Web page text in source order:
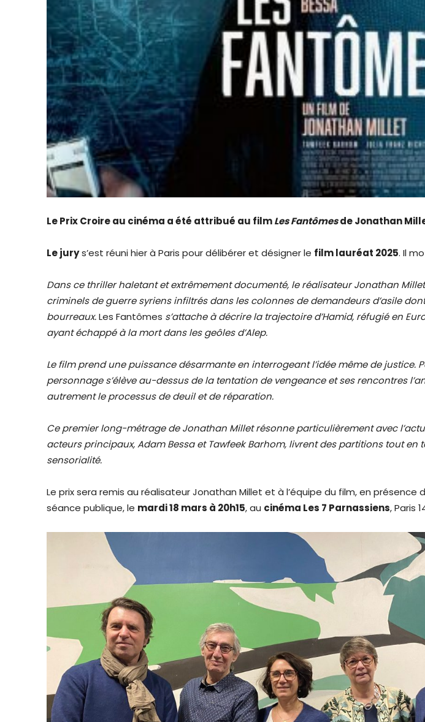
Le Prix Croire au cinéma a été attribué au filmLes Fantômesde Jonathan
Le jurys’est réuni hier à Paris pour délibérer et désigner le film lauréat 2025. Il
Dans ce thriller haletant et extrêmement documenté, le réalisateur Jonathan
criminels de guerre syriens infiltrés dans les colonnes de demandeurs d’asile
bourreaux.Les Fantômes s’attache à décrire la trajectoire d’Hamid, réfugié en
ayant échappé à la mort dans les geôles d’Alep.
Le film prend une puissance désarmante en interrogeant l’idée même de justice.
personnage s’élève au-dessus de la tentation de vengeance et ses rencontres
autrement le processus de deuil et de réparation.
Ce premier long-métrage de Jonathan Millet résonne particulièrement avec
acteurs principaux, Adam Bessa et Tawfeek Barhom, livrent des partitions tout en
sensorialité.
Le prix sera remis au réalisateur Jonathan Millet et à l’équipe du film, en présence
séance publique, le mardi 18 mars à 20h15, au cinéma Les 7 Parnassiens, Paris